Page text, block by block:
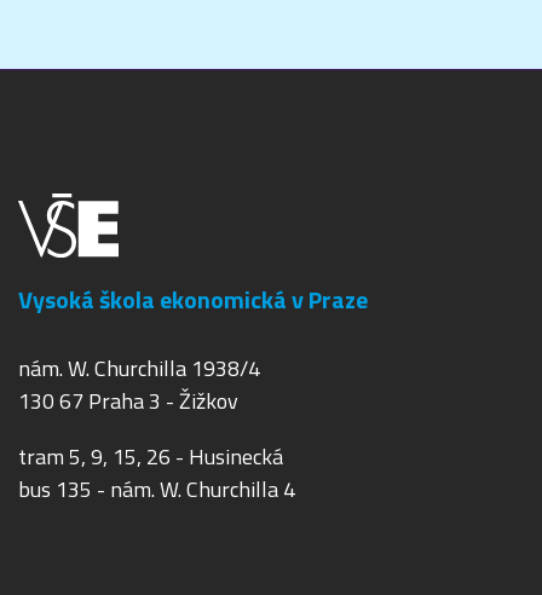
Vysoká škola ekonomická v Praze
nám. W. Churchilla 1938/4
130 67 Praha 3 - Žižkov
tram 5, 9, 15, 26 - Husinecká
bus 135 - nám. W. Churchilla 4